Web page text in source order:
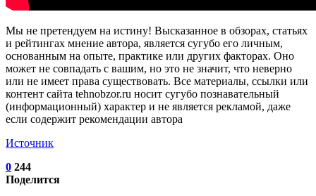
Мы не претендуем на истину! Высказанное в обзорах, статьях
и рейтингах мнение автора, является сугубо его личным,
основанным на опыте, практике или других факторах. Оно
может не совпадать с вашим, но это не значит, что неверно
или не имеет права существовать. Все материалы, ссылки или
контент сайта tehnobzor.ru носит сугубо познавательный
(информационный) характер и не является рекламой, даже
если содержит рекомендации автора
Источник
0 244
Поделится